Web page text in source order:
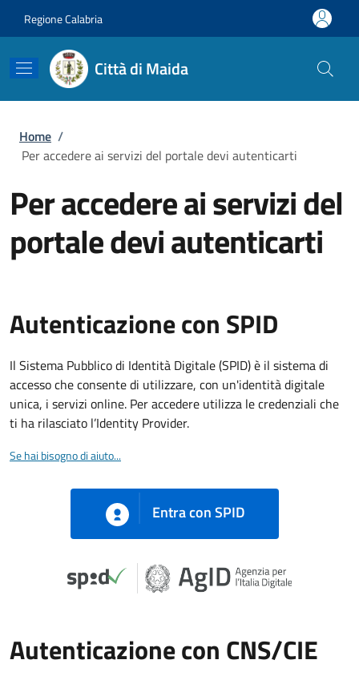
Regione Calabria
Città di Maida
Briciole di pane
Home /
Per accedere ai servizi del portale devi autenticarti
Per accedere ai servizi del
portale devi autenticarti
Autenticazione con SPID
Il Sistema Pubblico di Identità Digitale (SPID) è il sistema di
accesso che consente di utilizzare, con un'identità digitale
unica, i servizi online. Per accedere utilizza le credenziali che
ti ha rilasciato l’Identity Provider.
Se hai bisogno di aiuto...
Entra con SPID
Autenticazione con CNS/CIE